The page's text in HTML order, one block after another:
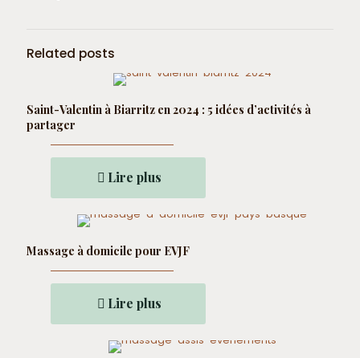
Related posts
Saint-Valentin à Biarritz en 2024 : 5 idées d’activités à
partager
Lire plus
Massage à domicile pour EVJF
Lire plus